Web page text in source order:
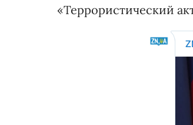
«Террористический